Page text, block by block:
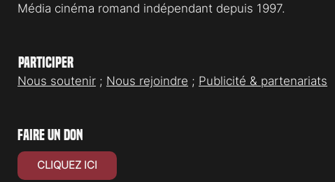
Média cinéma romand indépendant depuis 1997.
Participer
Nous soutenir ; Nous rejoindre ; Publicité & partenariats
faire un don
CLIQUEZ ICI